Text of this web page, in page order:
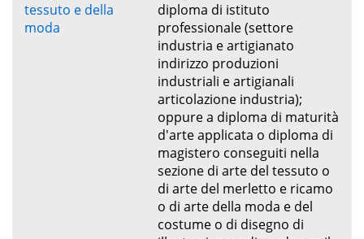
tessuto e della
moda
diploma di istituto
professionale (settore
industria e artigianato
indirizzo produzioni
industriali e artigianali
articolazione industria);
oppure a diploma di maturità
d'arte applicata o diploma di
magistero conseguiti nella
sezione di arte del tessuto o
di arte del merletto e ricamo
o di arte della moda e del
costume o di disegno di